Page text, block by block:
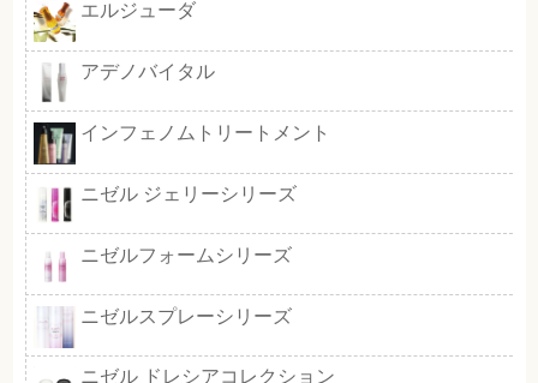
グランドリンケージ エクスフィ
imブロウ＆ラッシュカラーマスカ
ァンデーション
ロレッタエメ